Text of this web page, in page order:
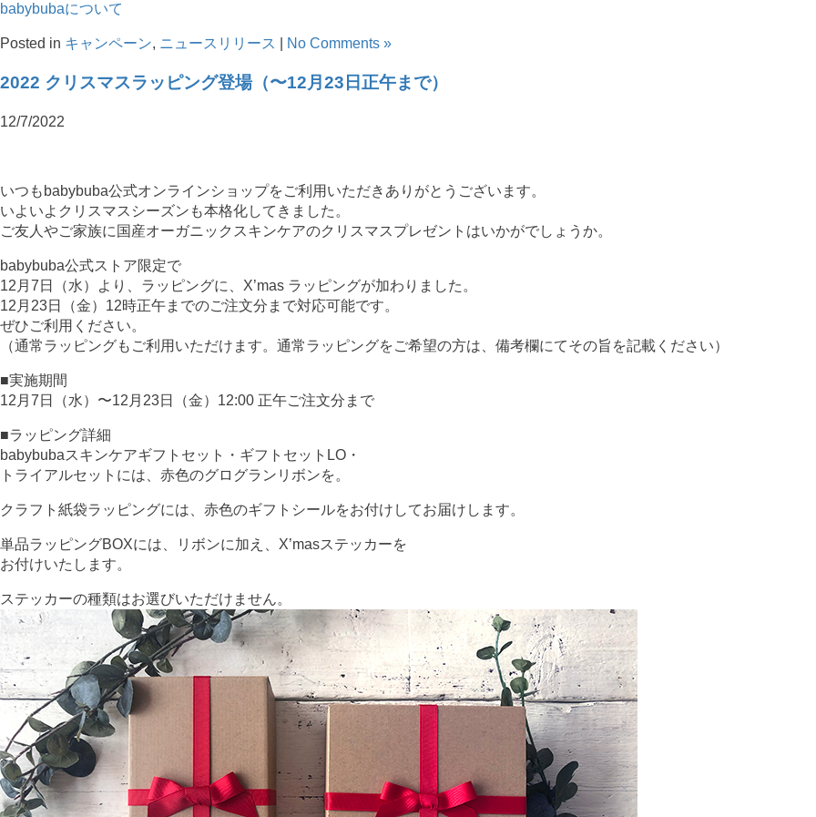
babybubaについて
Posted in キャンペーン, ニュースリリース No Comments »
2022 クリスマスラッピング登場（〜12月23日正午まで）
12/7/2022
いつもbabybuba公式オンラインショップをご利用いただきありがとうございます。
いよいよクリスマスシーズンも本格化してきました。
ご友人やご家族に国産オーガニックスキンケアのクリスマスプレゼントはいかがでしょうか。
babybuba公式ストア限定で
12月7日（水）より、ラッピングに、X’mas ラッピングが加わりました。
12月23日（金）12時正午までのご注文分まで対応可能です。
ぜひご利用ください。
（通常ラッピングもご利用いただけます。通常ラッピングをご希望の方は、備考欄にてその旨を記載ください）
■実施期間
12月7日（水）〜12月23日（金）12:00 正午ご注文分まで
■ラッピング詳細
babybubaスキンケアギフトセット・ギフトセットLO・
トライアルセットには、赤色のグログランリボンを。
クラフト紙袋ラッピングには、赤色のギフトシールをお付けしてお届けします。
単品ラッピングBOXには、リボンに加え、X’masステッカーを
お付けいたします。
ステッカーの種類はお選びいただけません。